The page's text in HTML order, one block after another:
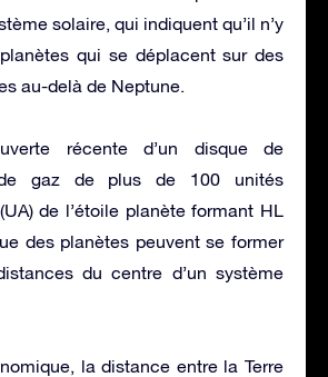
solaire, qui indiquent qu’il n’y
qui se déplacent sur des
au-delà de Neptune.
récente d’un disque de
gaz de plus de 100 unités
de l’étoile planète formant HL
des planètes peuvent se former
du centre d’un système
la distance entre la Terre